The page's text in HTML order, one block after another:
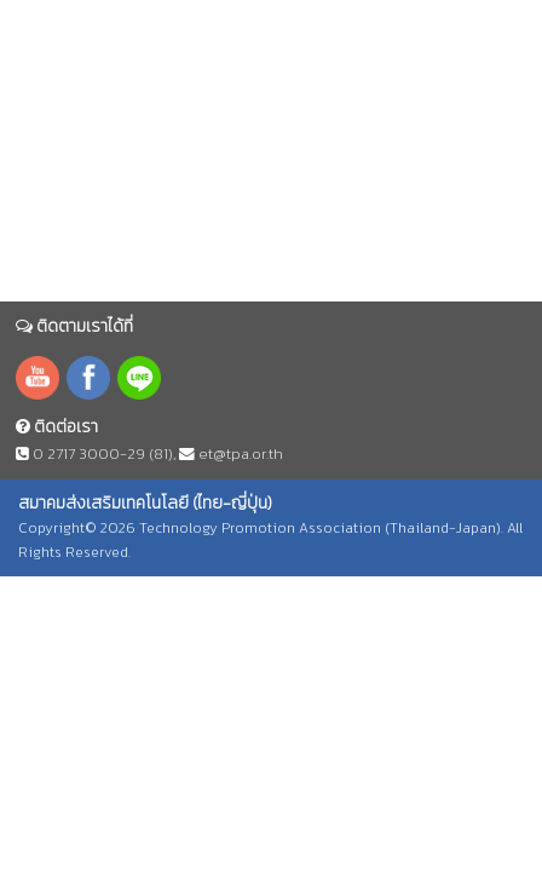
ติดตามเราได้ที่
ติดต่อเรา
0 2717 3000-29 (81), et@tpa.or.th
สมาคมส่งเสริมเทคโนโลยี (ไทย-ญี่ปุ่น)
Copyright© 2026 Technology Promotion Association (Thailand-Japan). All
Rights Reserved.